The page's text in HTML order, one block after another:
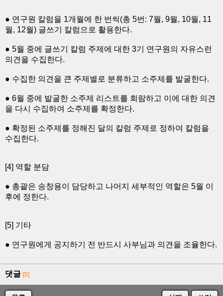
● 연구원 칼럼을 1개월에 한 번씩(총 5번: 7월, 9월, 10월, 11
월, 12월) 글쓰기 칼럼으로 활용한다.
● 5월 중에 글쓰기 칼럼 주제에 대한 3기 연구원의 자유스런
의견을 수집한다.
● 수집한 의견을 큰 주제별로 분류하고 소주제를 발굴한다.
● 6월 중에 발굴한 소주제 리스트를 회람하고 이에 대한 의견
을 다시 수집하여 소주제를 확정한다.
● 확정된 소주제를 정해진 달의 칼럼 주제로 정하여 칼럼을
수집한다.
[4] 역할 분담
● 총괄은 송창용이 담당하고 나머지 세부적인 역할은 5월 이
후에 정한다.
[5] 기타
● 연구원에게 공지하기 전 반드시 사부님과 의견을 조율한다.
댓글 [5]